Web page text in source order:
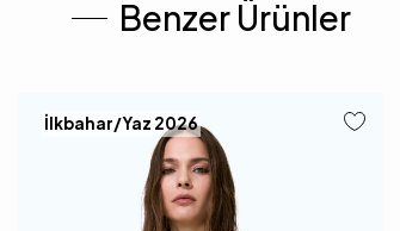
Benzer Ürünler
İlkbahar/Yaz 2026